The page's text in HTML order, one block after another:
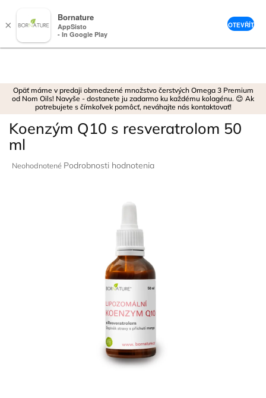
obsah
Opäť máme v predaji obmedzené množstvo čerstvých Omega 3 Premium
od Nom Oils! Navyše - dostanete ju zadarmo ku každému kolagénu. 😊 Ak
potrebujete s čímkoľvek pomôcť, neváhajte nás kontaktovať!
Koenzým Q10 s resveratrolom 50
ml
Priemerné
Neohodnotené Podrobnosti hodnotenia
×
Bornature
AppSisto
- In Google Play
OTEVŘÍT